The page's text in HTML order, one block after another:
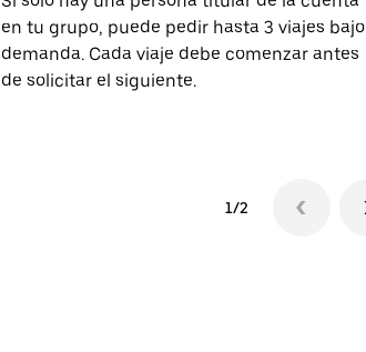
en tu grupo, puede pedir hasta 3 viajes bajo
demanda. Cada viaje debe comenzar antes
de solicitar el siguiente.
1/2